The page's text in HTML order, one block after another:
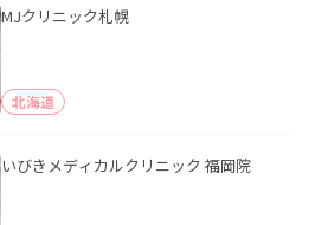
MJクリニック札幌
北海道
いびきメディカルクリニック 福岡院